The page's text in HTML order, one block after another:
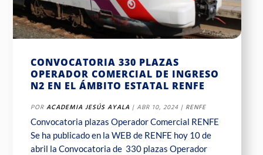
CONVOCATORIA 330 PLAZAS
OPERADOR COMERCIAL DE INGRESO
N2 EN EL ÁMBITO ESTATAL RENFE
PORACADEMIA JESÚS AYALA |ABR 10, 2024 | RENFE
Convocatoria plazas Operador Comercial RENFE
Se ha publicado en la WEB de RENFE hoy 10 de
abril la Convocatoria de 330 plazas Operador